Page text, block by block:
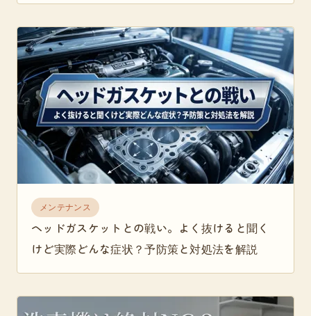
メンテナンス
ヘッドガスケットとの戦い。よく抜けると聞く
けど実際どんな症状？予防策と対処法を解説